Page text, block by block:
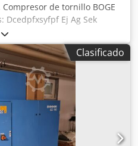
Compresor de tornillo BOGE
Dcedpfxsyfpf Ej Ag Sek
motor de 11 kW; presión
horas de funcionamiento: 11
precio bruto: 7626 PLN.Clasificado